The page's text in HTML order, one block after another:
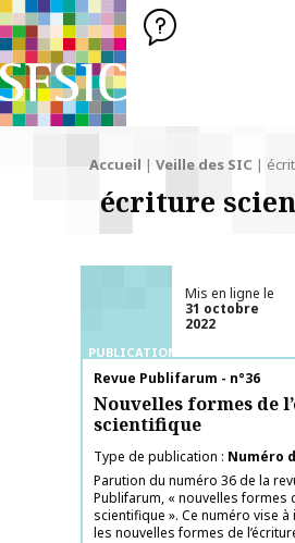
SFSIC Société Française des
Société
de l'Information
Accueil | Veille des SIC |
écriture
PUBLICATIONS
Mis en ligne le
31 octobre
2022
Nom de la publication
Revue Publifarum - n°36
Nouvelles formes de
scientifique
Type de publication
Numéro
Parution du numéro 36 de la
Publifarum, « nouvelles formes
scientifique ». Ce numéro vise
les nouvelles formes de